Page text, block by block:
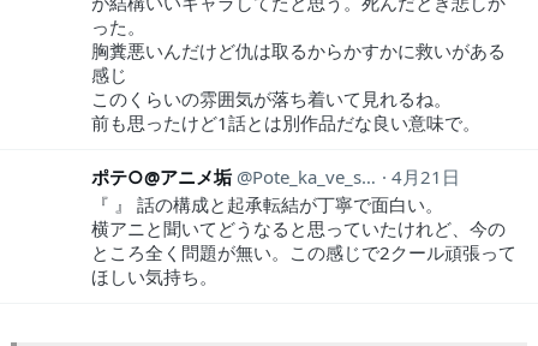
った。
胸糞悪いんだけど仇は取るからかすかに救いがある
感じ
このくらいの雰囲気が落ち着いて見れるね。
前も思ったけど1話とは別作品だな良い意味で。
ポテ○@アニメ垢 Pote_ka_ve_sub
4月21日
『 』 話の構成と起承転結が丁寧で面白い。
横アニと聞いてどうなると思っていたけれど、今の
ところ全く問題が無い。この感じで2クール頑張って
ほしい気持ち。